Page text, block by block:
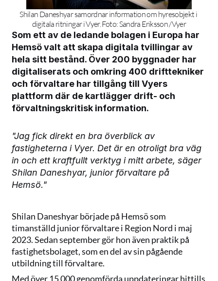
Shilan Daneshyar samordnar information om hyresobjekt i
digitala ritningar i Vyer. Foto: Sandra Eriksson /Vyer
Som ett av de ledande bolagen i Europa har
Hemsö valt att skapa digitala tvillingar av
hela sitt bestånd. Över 200 byggnader har
digitaliserats och omkring 400 drifttekniker
och förvaltare har tillgång till Vyers
plattform där de kartlägger drift- och
förvaltningskritisk information.
"Jag fick direkt en bra överblick av
fastigheterna i Vyer. Det är en otroligt bra väg
in och ett kraftfullt verktyg i mitt arbete, säger
Shilan Daneshyar, junior förvaltare på
Hemsö."
Shilan Daneshyar började på Hemsö som
timanställd junior förvaltare i Region Nord i maj
2023. Sedan september gör hon även praktik på
fastighetsbolaget, som en del av sin pågående
utbildning till förvaltare.
Med över 15 000 genomförda uppdateringar hittills